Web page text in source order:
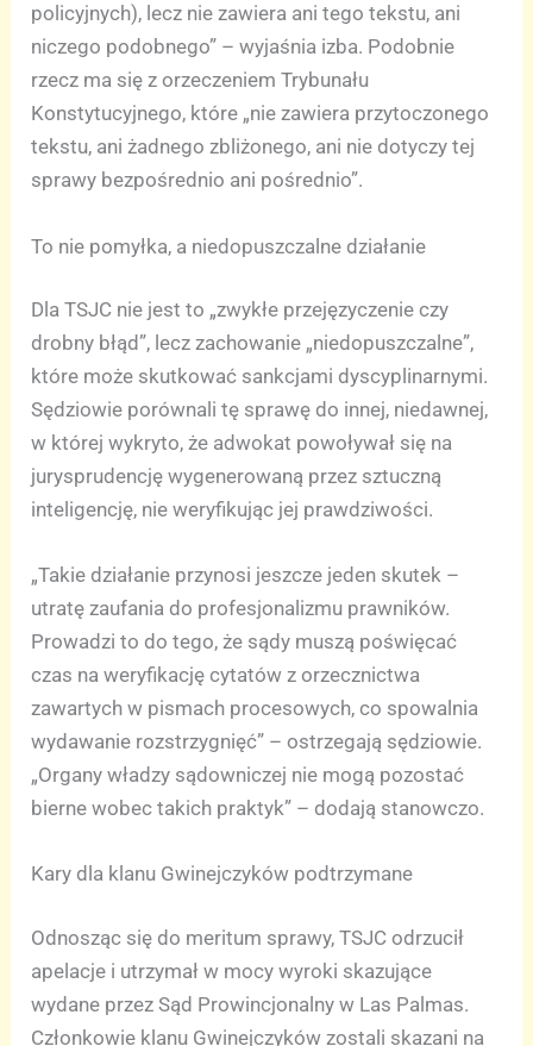
policyjnych), lecz nie zawiera ani tego tekstu, ani
niczego podobnego” – wyjaśnia izba. Podobnie
rzecz ma się z orzeczeniem Trybunału
Konstytucyjnego, które „nie zawiera przytoczonego
tekstu, ani żadnego zbliżonego, ani nie dotyczy tej
sprawy bezpośrednio ani pośrednio”.
To nie pomyłka, a niedopuszczalne działanie
Dla TSJC nie jest to „zwykłe przejęzyczenie czy
drobny błąd”, lecz zachowanie „niedopuszczalne”,
które może skutkować sankcjami dyscyplinarnymi.
Sędziowie porównali tę sprawę do innej, niedawnej,
w której wykryto, że adwokat powoływał się na
jurysprudencję wygenerowaną przez sztuczną
inteligencję, nie weryfikując jej prawdziwości.
„Takie działanie przynosi jeszcze jeden skutek –
utratę zaufania do profesjonalizmu prawników.
Prowadzi to do tego, że sądy muszą poświęcać
czas na weryfikację cytatów z orzecznictwa
zawartych w pismach procesowych, co spowalnia
wydawanie rozstrzygnięć” – ostrzegają sędziowie.
„Organy władzy sądowniczej nie mogą pozostać
bierne wobec takich praktyk” – dodają stanowczo.
Kary dla klanu Gwinejczyków podtrzymane
Odnosząc się do meritum sprawy, TSJC odrzucił
apelacje i utrzymał w mocy wyroki skazujące
wydane przez Sąd Prowincjonalny w Las Palmas.
Członkowie klanu Gwinejczyków zostali skazani na